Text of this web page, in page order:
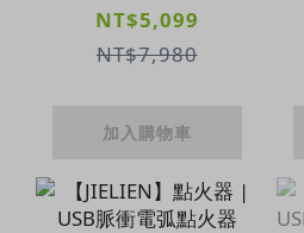
響｜便攜K歌藍
牙音響｜雙麥克
NT$5,099
NT$7,980
加入購物車